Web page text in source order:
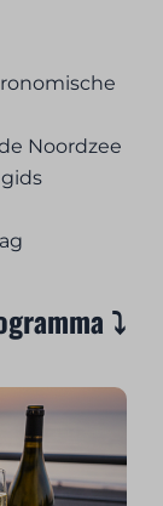
Noordzee
⤵️